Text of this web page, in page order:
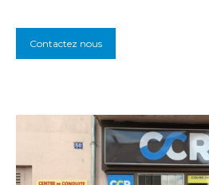
Contactez nous